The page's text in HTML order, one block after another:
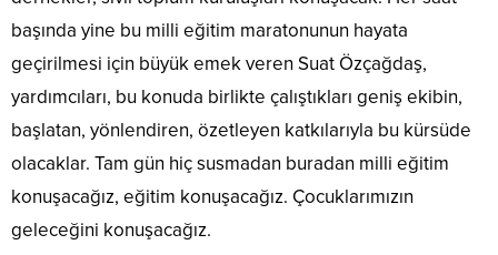
başında yine bu milli eğitim maratonunun hayata
geçirilmesi için büyük emek veren Suat Özçağdaş,
yardımcıları, bu konuda birlikte çalıştıkları geniş ekibin,
başlatan, yönlendiren, özetleyen katkılarıyla bu kürsüde
olacaklar. Tam gün hiç susmadan buradan milli eğitim
konuşacağız, eğitim konuşacağız. Çocuklarımızın
geleceğini konuşacağız.